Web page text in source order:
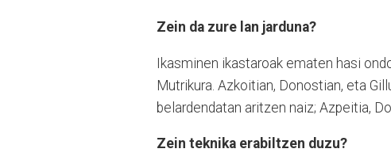
Zein da zure lan jarduna?
Ikasminen ikastaroak ematen hasi
Mutrikura. Azkoitian, Donostian, eta
belardendatan aritzen naiz; Azpeitia,
Zein teknika erabiltzen duzu?